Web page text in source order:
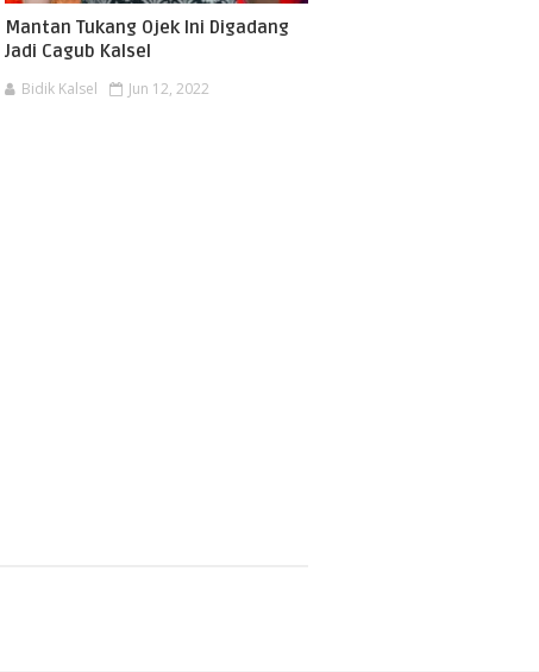
Mantan Tukang Ojek Ini Digadang
Jadi Cagub Kalsel
Bidik Kalsel Jun 12, 2022